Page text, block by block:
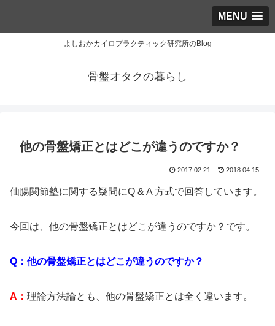
MENU
よしおかカイロプラクティック研究所のBlog
骨盤オタクの暮らし
他の骨盤矯正とはどこが違うのですか？
2017.02.21 2018.04.15
仙腸関節塾に関する疑問にQ & A 方式で回答しています。
今回は、他の骨盤矯正とはどこが違うのですか？です。
Q：他の骨盤矯正とはどこが違うのですか？
A： 理論方法論とも、他の骨盤矯正とは全く違います。